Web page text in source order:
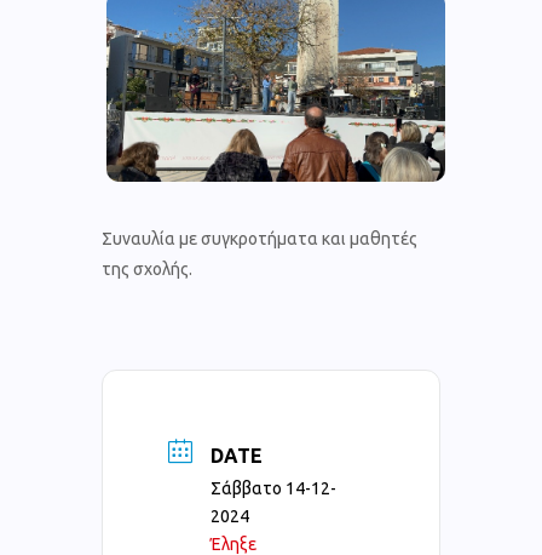
Συναυλία με συγκροτήματα και μαθητές
της σχολής.
DATE
Σάββατο 14-12-
2024
Έληξε